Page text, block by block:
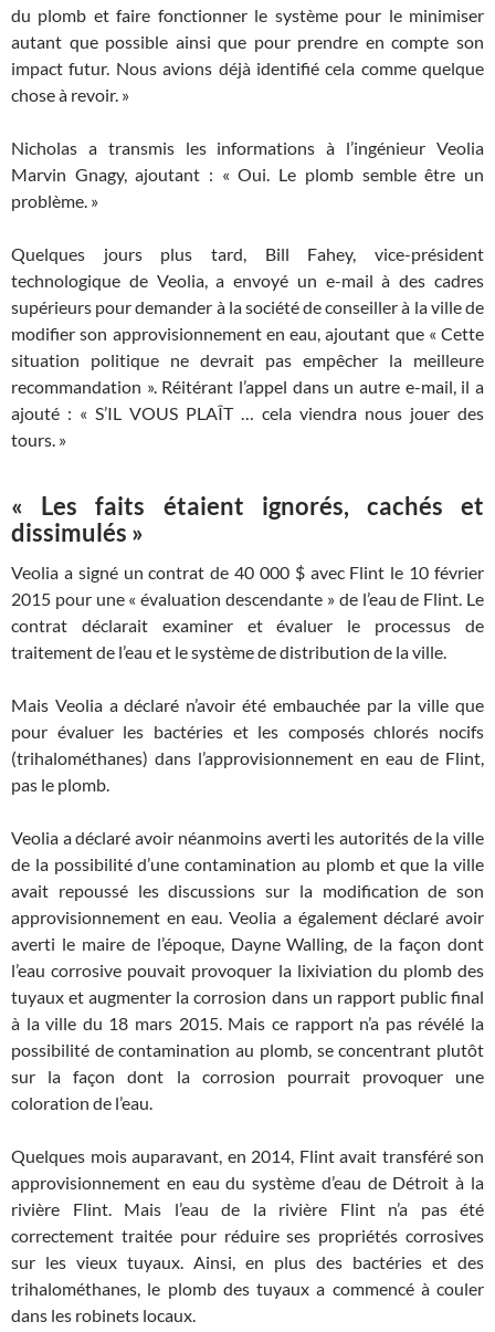
du plomb et faire fonctionner le système pour le minimiser
autant que possible ainsi que pour prendre en compte son
impact futur. Nous avions déjà identifié cela comme quelque
chose à revoir. »
Nicholas a transmis les informations à l’ingénieur Veolia
Marvin Gnagy, ajoutant : « Oui. Le plomb semble être un
problème. »
Quelques jours plus tard, Bill Fahey, vice-président
technologique de Veolia, a envoyé un e-mail à des cadres
supérieurs pour demander à la société de conseiller à la ville de
modifier son approvisionnement en eau, ajoutant que « Cette
situation politique ne devrait pas empêcher la meilleure
recommandation ». Réitérant l’appel dans un autre e-mail, il a
ajouté : « S’IL VOUS PLAÎT … cela viendra nous jouer des
tours. »
« Les faits étaient ignorés, cachés et
dissimulés »
Veolia a signé un contrat de 40 000 $ avec Flint le 10 février
2015 pour une « évaluation descendante » de l’eau de Flint. Le
contrat déclarait examiner et évaluer le processus de
traitement de l’eau et le système de distribution de la ville.
Mais Veolia a déclaré n’avoir été embauchée par la ville que
pour évaluer les bactéries et les composés chlorés nocifs
(trihalométhanes) dans l’approvisionnement en eau de Flint,
pas le plomb.
Veolia a déclaré avoir néanmoins averti les autorités de la ville
de la possibilité d’une contamination au plomb et que la ville
avait repoussé les discussions sur la modification de son
approvisionnement en eau. Veolia a également déclaré avoir
averti le maire de l’époque, Dayne Walling, de la façon dont
l’eau corrosive pouvait provoquer la lixiviation du plomb des
tuyaux et augmenter la corrosion dans un rapport public final
à la ville du 18 mars 2015. Mais ce rapport n’a pas révélé la
possibilité de contamination au plomb, se concentrant plutôt
sur la façon dont la corrosion pourrait provoquer une
coloration de l’eau.
Quelques mois auparavant, en 2014, Flint avait transféré son
approvisionnement en eau du système d’eau de Détroit à la
rivière Flint. Mais l’eau de la rivière Flint n’a pas été
correctement traitée pour réduire ses propriétés corrosives
sur les vieux tuyaux. Ainsi, en plus des bactéries et des
trihalométhanes, le plomb des tuyaux a commencé à couler
dans les robinets locaux.